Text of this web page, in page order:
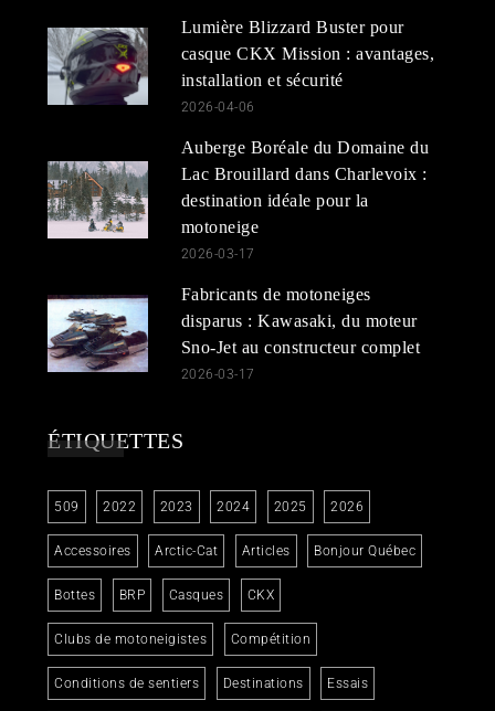
Lumière Blizzard Buster pour
casque CKX Mission : avantages,
installation et sécurité
2026-04-06
Auberge Boréale du Domaine du
Lac Brouillard dans Charlevoix :
destination idéale pour la
motoneige
2026-03-17
Fabricants de motoneiges
disparus : Kawasaki, du moteur
Sno-Jet au constructeur complet
2026-03-17
ÉTIQUETTES
509 2022 2023 2024 2025 2026
Accessoires Arctic-Cat Articles Bonjour Québec
Bottes BRP Casques CKX
Clubs de motoneigistes Compétition
Conditions de sentiers Destinations Essais